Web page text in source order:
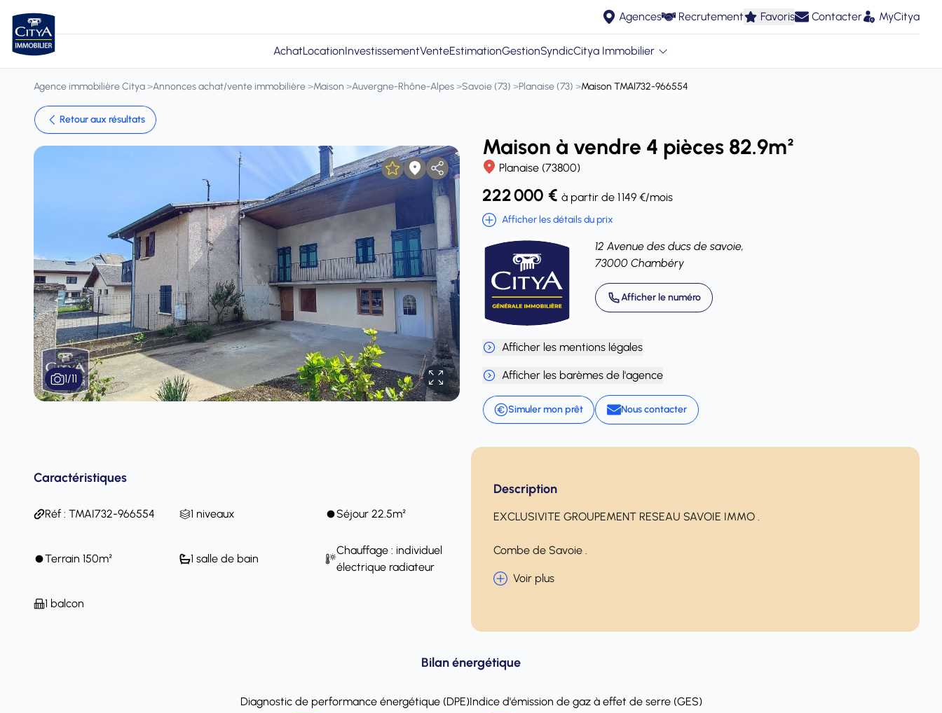
AchatLocationInvestissementVenteEstimationGestionSyndicCitya Immobilier
Agences Recrutement Favoris Contacter MyCitya
Agence immobilière Citya>Annonces achat/vente immobilière>Maison >Auvergne-Rhône-Alpes>Savoie (73) >Planaise (73) >Maison TMAI732-966554
Retour aux résultats
1/11
Maison à vendre 4 pièces 82.9m²
Planaise (73800)
222 000 € à partir de 1 149 €/mois
Afficher les détails du prix
12 Avenue des ducs de savoie,
73000 Chambéry
Afficher le numéro
Afficher les mentions légales
Afficher les barèmes de l'agence
Simuler mon prêt Nous contacter
Caractéristiques
Réf : TMAI732-966554 1 niveaux Séjour 22.5m²
Terrain 150m² 1 salle de bain
Chauffage : individuel
électrique radiateur
1 balcon
Description
EXCLUSIVITE GROUPEMENT RESEAU SAVOIE IMMO .
Combe de Savoie .
Voir plus
Bilan énergétique
Diagnostic de performance énergétique (DPE)Indice d'émission de gaz à effet de serre (GES)